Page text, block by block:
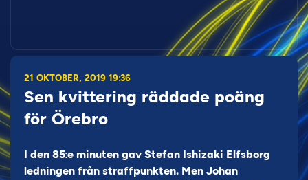
21 OKTOBER, 2019 19:36
Sen kvittering räddade poäng
för Örebro
I den 85:e minuten gav Stefan Ishizaki Elfsborg
ledningen från straffpunkten. Men Johan